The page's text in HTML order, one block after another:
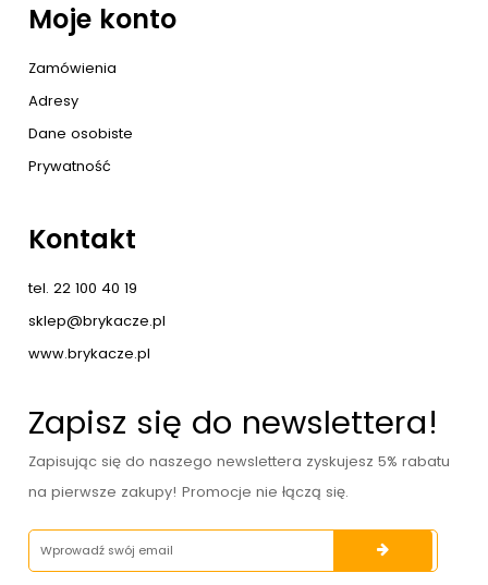
Moje konto
Zamówienia
Adresy
Dane osobiste
Prywatność
Kontakt
tel. 22 100 40 19
sklep@brykacze.pl
www.brykacze.pl
Zapisz się do newslettera!
Zapisując się do naszego newslettera zyskujesz 5% rabatu
na pierwsze zakupy! Promocje nie łączą się.